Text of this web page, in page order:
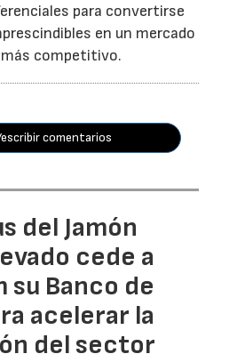
para convertirse
en un mercado
competitivo.
comentarios
del Jamón
cede a
su Banco de
acelerar la
del sector